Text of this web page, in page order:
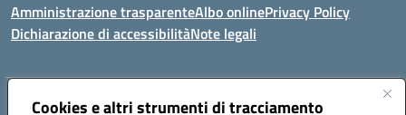
Cookies e altri strumenti di tracciamento
Amministrazione trasparenteAlbo onlinePrivacy Policy
Dichiarazione di accessibilitàNote legali
Indirizzo:Via Felice Cavallotti, 15 -84020 - Oliveto Citra